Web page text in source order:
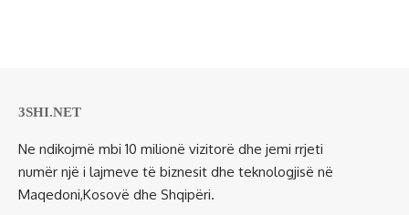
3SHI.NET
Ne ndikojmë mbi 10 milionë vizitorë dhe jemi rrjeti
numër një i lajmeve të biznesit dhe teknologjisë në
Maqedoni,Kosovë dhe Shqipëri.